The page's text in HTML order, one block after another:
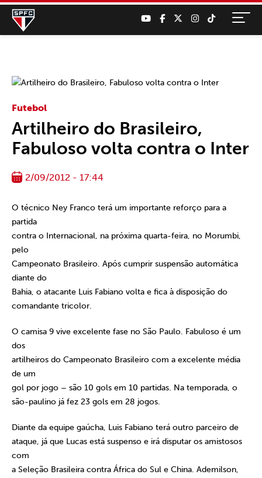
Futebol
Artilheiro do Brasileiro,
Fabuloso volta contra o Inter
2/09/2012 - 17:44
O técnico Ney Franco terá um importante reforço para a
partida
contra o Internacional, na próxima quarta-feira, no Morumbi,
pelo
Campeonato Brasileiro. Após cumprir suspensão automática
diante do
Bahia, o atacante Luis Fabiano volta e fica à disposição do
comandante tricolor.
O camisa 9 vive excelente fase no São Paulo. Fabuloso é um
dos
artilheiros do Campeonato Brasileiro com a excelente média
de um
gol por jogo – são 10 gols em 10 partidas. Na temporada, o
são-paulino já fez 23 gols em 28 jogos.
Diante da equipe gaúcha, Luis Fabiano terá outro parceiro de
ataque, já que Lucas está suspenso e irá disputar os amistosos
com
a Seleção Brasileira contra África do Sul e China. Ademilson,